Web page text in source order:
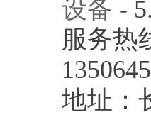
设备 - 5.
服务热
地址：